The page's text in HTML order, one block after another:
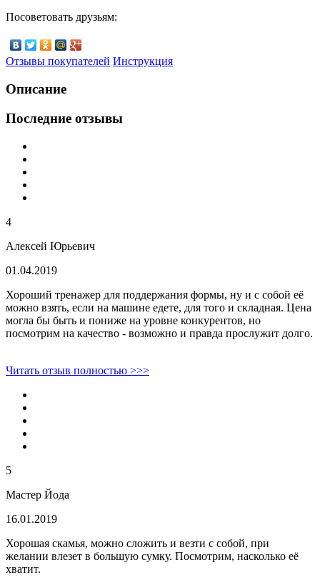
Посоветовать друзьям:
Отзывы покупателей Инструкция
Описание
Последние отзывы
4
Алексей Юрьевич
01.04.2019
Хороший тренажер для поддержания формы, ну и с собой её
можно взять, если на машине едете, для того и складная. Цена
могла бы быть и пониже на уровне конкурентов, но
посмотрим на качество - возможно и правда прослужит долго.
Читать отзыв полностью >>>
5
Мастер Йода
16.01.2019
Хорошая скамья, можно сложить и везти с собой, при
желании влезет в большую сумку. Посмотрим, насколько её
хватит.